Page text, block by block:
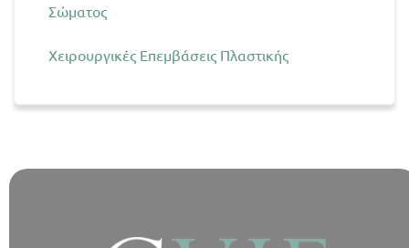
Σώματος
Χειρουργικές Επεμβάσεις Πλαστικής